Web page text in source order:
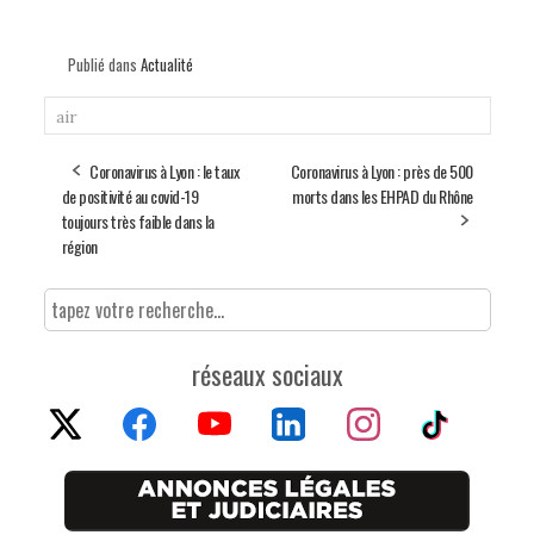
Publié dans Actualité
air
Coronavirus à Lyon : le taux
de positivité au covid-19
toujours très faible dans la
région
Coronavirus à Lyon : près de 500
morts dans les EHPAD du Rhône
réseaux sociaux